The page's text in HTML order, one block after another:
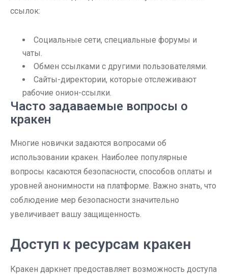
ссылок:
Социальные сети, специальные форумы и
чаты.
Обмен ссылками с другими пользователями.
Сайты-директории, которые отслеживают
рабочие онион-ссылки.
Часто задаваемые вопросы о
кракен
Многие новички задаются вопросами об
использовании кракен. Наиболее популярные
вопросы касаются безопасности, способов оплаты и
уровней анонимности на платформе. Важно знать, что
соблюдение мер безопасности значительно
увеличивает вашу защищенность.
Доступ к ресурсам кракен
Кракен даркнет предоставляет возможность доступа